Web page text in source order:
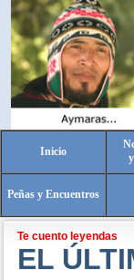
Inicio
Peñas y Encuentros
Te cuento leyendas
EL